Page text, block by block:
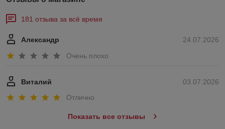
181 отзыва за всё время
24.07.2026
Александр
Очень плохо
03.07.2026
Виталий
Отлично
Показать все отзывы